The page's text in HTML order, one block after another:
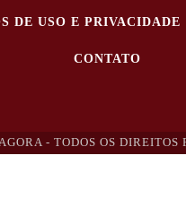
DE USO E PRIVACIDADE
CONTATO
- TODOS OS DIREITOS